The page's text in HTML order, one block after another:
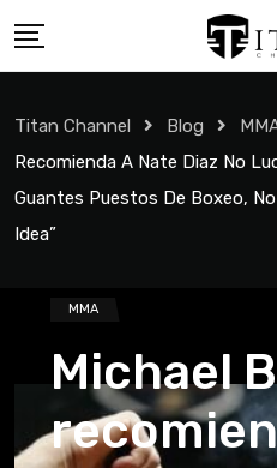
Titan Channel Blog
Recomienda A Nate Diaz No
Guantes Puestos De Boxeo,
Idea”
MMA
Michael